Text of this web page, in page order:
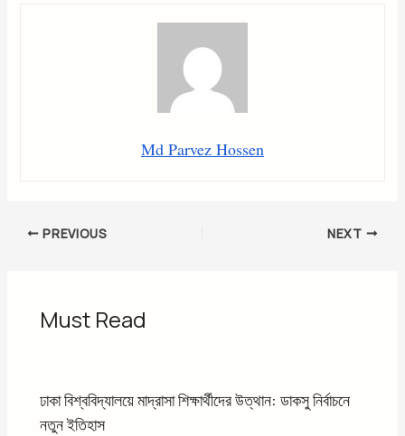
Md Parvez Hossen
PREVIOUS NEXT
Must Read
ঢাকা বিশ্ববিদ্যালয়ে মাদ্রাসা শিক্ষার্থীদের উত্থান: ডাকসু নির্বাচনে
নতুন ইতিহাস